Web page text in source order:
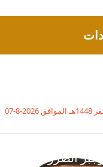
تحشيدات العدو
أنفع للقيادة السعودية
وجبر الضرر أم مواصلة